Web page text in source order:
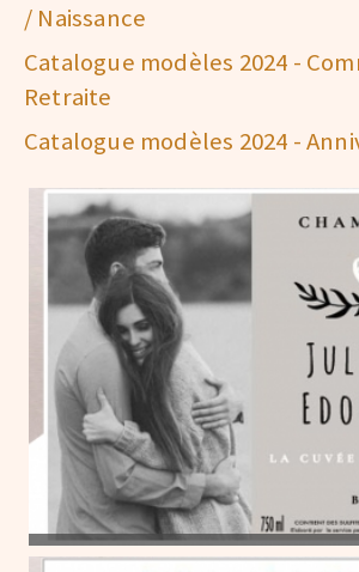
/ Naissance
Catalogue modèles 2024 -
Retraite
Catalogue modèles 2024 -